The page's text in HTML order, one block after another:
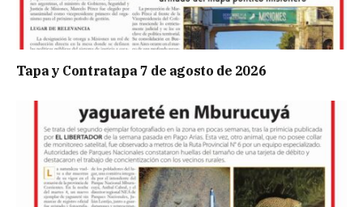
Tapa y Contratapa 7 de agosto de 2026